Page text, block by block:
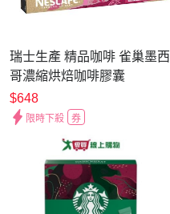
瑞士生產 精品咖啡 雀巢墨西
哥濃縮烘焙咖啡膠囊
MEXICE 小農生產咖啡 10
顆/3盒;適用Nespresso膠囊
$648
限時下殺 券